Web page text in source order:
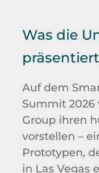
Was die
präsentiert
Auf dem
Summit
Group ihren
vorstellen –
Prototypen,
in Las Vegas